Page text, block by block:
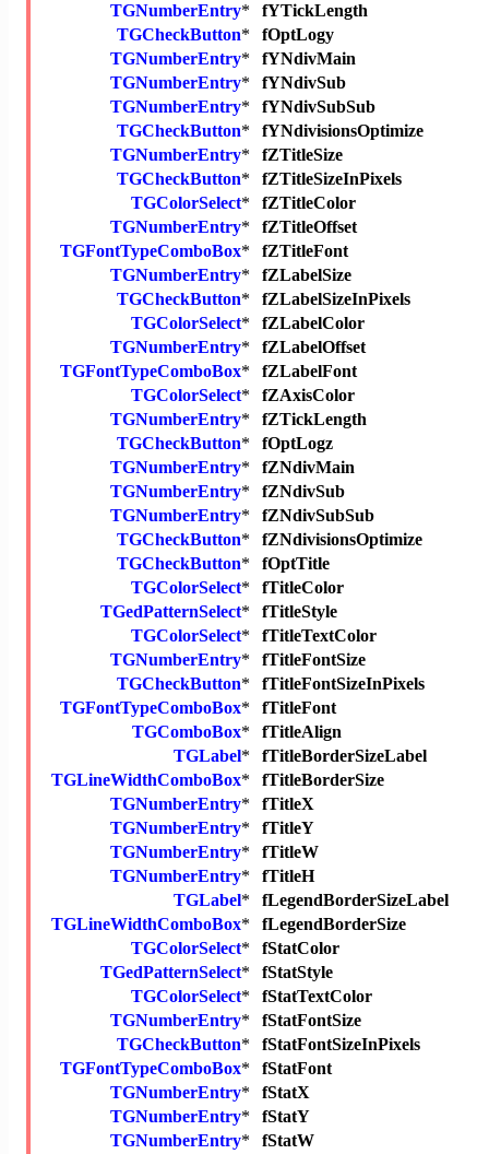
TGNumberEntry*
fYTickLength
TGCheckButton*
fOptLogy
TGNumberEntry*
fYNdivMain
TGNumberEntry*
fYNdivSub
TGNumberEntry*
fYNdivSubSub
TGCheckButton*
fYNdivisionsOptimize
TGNumberEntry*
fZTitleSize
TGCheckButton*
fZTitleSizeInPixels
TGColorSelect*
fZTitleColor
TGNumberEntry*
fZTitleOffset
TGFontTypeComboBox*
fZTitleFont
TGNumberEntry*
fZLabelSize
TGCheckButton*
fZLabelSizeInPixels
TGColorSelect*
fZLabelColor
TGNumberEntry*
fZLabelOffset
TGFontTypeComboBox*
fZLabelFont
TGColorSelect*
fZAxisColor
TGNumberEntry*
fZTickLength
TGCheckButton*
fOptLogz
TGNumberEntry*
fZNdivMain
TGNumberEntry*
fZNdivSub
TGNumberEntry*
fZNdivSubSub
TGCheckButton*
fZNdivisionsOptimize
TGCheckButton*
fOptTitle
TGColorSelect*
fTitleColor
TGedPatternSelect*
fTitleStyle
TGColorSelect*
fTitleTextColor
TGNumberEntry*
fTitleFontSize
TGCheckButton*
fTitleFontSizeInPixels
TGFontTypeComboBox*
fTitleFont
TGComboBox*
fTitleAlign
TGLabel*
fTitleBorderSizeLabel
TGLineWidthComboBox*
fTitleBorderSize
TGNumberEntry*
fTitleX
TGNumberEntry*
fTitleY
TGNumberEntry*
fTitleW
TGNumberEntry*
fTitleH
TGLabel*
fLegendBorderSizeLabel
TGLineWidthComboBox*
fLegendBorderSize
TGColorSelect*
fStatColor
TGedPatternSelect*
fStatStyle
TGColorSelect*
fStatTextColor
TGNumberEntry*
fStatFontSize
TGCheckButton*
fStatFontSizeInPixels
TGFontTypeComboBox*
fStatFont
TGNumberEntry*
fStatX
TGNumberEntry*
fStatY
TGNumberEntry*
fStatW